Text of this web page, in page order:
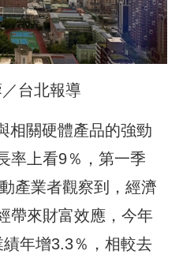
台北報導
相關硬體產品的強勁
率上看9％，第一季
產業者觀察到，經濟
帶來財富效應，今年
年增3.3％，相較去